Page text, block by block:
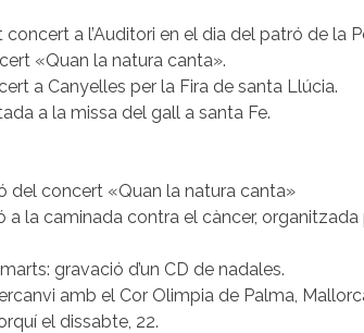
concert a l’Auditori en el dia del patró de la
«Quan la natura canta».
a Canyelles per la Fira de santa Llúcia.
a la missa del gall a santa Fe.
del concert «Quan la natura canta»
a la caminada contra el càncer,
gravació d’un CD de nadales.
amb el Cor Olimpia de Palma,
el dissabte, 22.